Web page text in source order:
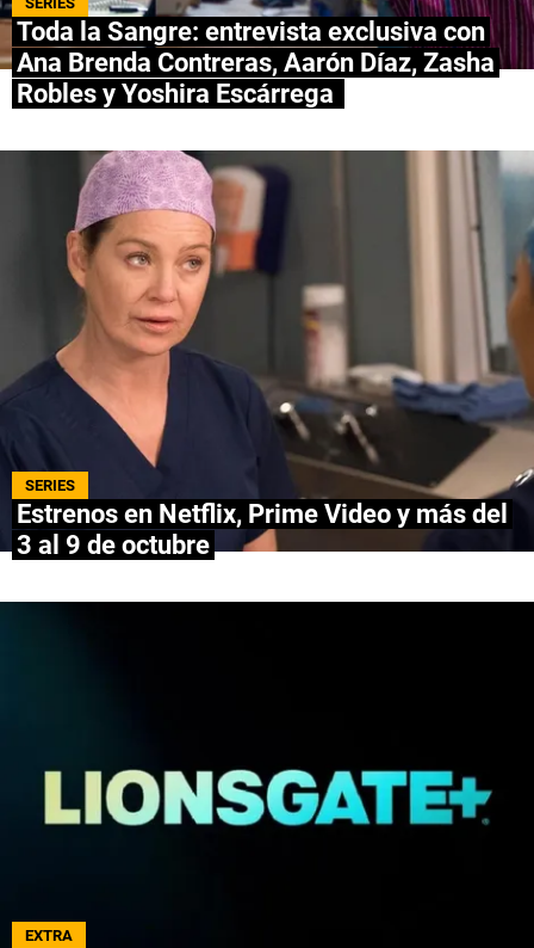
NETFLIX
PRIME VIDEO
APPLE TV+
MÚSICA
CELEBRITIES
PASATIEMPOS
INFLUENCERS
QUIENES SOMOS | STAFF | CONTACTO |
Bolavip, al igual que Futbol Sites, es una
Toda la Sangre: entrevista exclusiva con
Ana Brenda Contreras, Aarón Díaz, Zasha
Robles y Yoshira Escárrega
SERIES
Estrenos en Netflix, Prime Video y más del
3 al 9 de octubre
EXTRA